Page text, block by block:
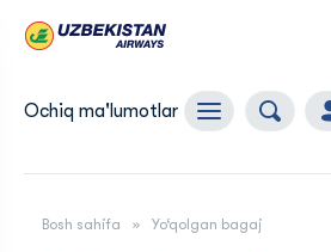
Ochiq ma'lumotlar
Bosh sahifa Yo‘qolgan bagaj